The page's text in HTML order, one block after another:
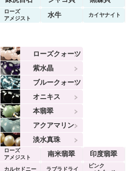
ローズ
アメジスト
水牛 カイヤナイト
ローズクォーツ
紫水晶
ブルークォーツ
オニキス
本翡翠
アクアマリン
淡水真珠
ローズ
アメジスト
南米翡翠
印度翡翠
カルセドニー ラブラドライ
ピンク